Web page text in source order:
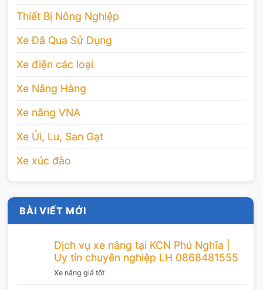
Thiết Bị Nông Nghiệp
Xe Đã Qua Sử Dụng
Xe điện các loại
Xe Nâng Hàng
Xe nâng VNA
Xe Ủi, Lu, San Gạt
Xe xúc đào
BÀI VIẾT MỚI
Dịch vụ xe nâng tại KCN Phú Nghĩa |
Uy tín chuyên nghiệp LH 0868481555
Xe nâng giá tốt